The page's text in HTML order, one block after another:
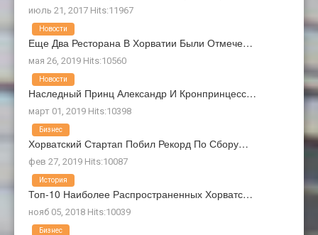
июль 21, 2017 Hits:11967
Еще Два Ресторана В Хорватии Были Отмече…
мая 26, 2019 Hits:10560
Новости
Наследный Принц Александр И Кронпринцесс…
март 01, 2019 Hits:10398
Новости
Хорватский Стартап Побил Рекорд По Сбору…
фев 27, 2019 Hits:10087
Бизнес
Топ-10 Наиболее Распространенных Хорватс…
нояб 05, 2018 Hits:10039
История
Бизнес